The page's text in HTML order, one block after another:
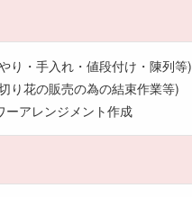
り・手入れ・値段付け・陳列等)
り花の販売の為の結束作業等)
ーアレンジメント作成